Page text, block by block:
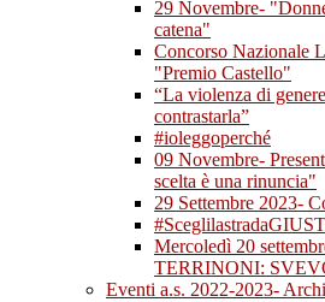
29 Novembre-
catena"
Concorso Nazionale
"Premio Castello"
“La violenza di
contrastarla”
#ioleggoperché
09 Novembre-
scelta è una rinuncia"
29 Settembre 2023-
Mercoledì 20
TERRINONI:
Eventi a.s. 2022-2023-